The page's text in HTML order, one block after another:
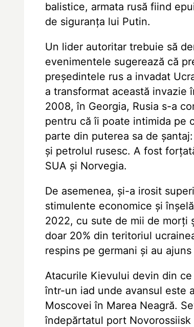
balistice, armata rusă fiind
de siguranța lui Putin.
Un lider autoritar trebuie să
evenimentele sugerează că
președintele rus a invadat
a transformat această invazie
2008, în Georgia, Rusia s-a
pentru că îi poate intimida pe
parte din puterea sa de
și petrolul rusesc. A fost
SUA și Norvegia.
De asemenea, și-a irosit
stimulente economice și
2022, cu sute de mii de morți
doar 20% din teritoriul
respins pe germani și au ajuns
Atacurile Kievului devin din
într-un iad unde avansul este
Moscovei în Marea Neagră.
îndepărtatul port Novorossiisk